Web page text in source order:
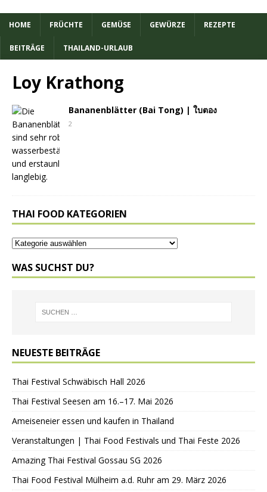
HOME FRÜCHTE GEMÜSE GEWÜRZE REZEPTE
BEITRÄGE THAILAND-URLAUB
Loy Krathong
Bananenblätter (Bai Tong) | ใบตอง
2
THAI FOOD KATEGORIEN
WAS SUCHST DU?
NEUESTE BEITRÄGE
Thai Festival Schwäbisch Hall 2026
Thai Festival Seesen am 16.–17. Mai 2026
Ameiseneier essen und kaufen in Thailand
Veranstaltungen | Thai Food Festivals und Thai Feste 2026
Amazing Thai Festival Gossau SG 2026
Thai Food Festival Mülheim a.d. Ruhr am 29. März 2026